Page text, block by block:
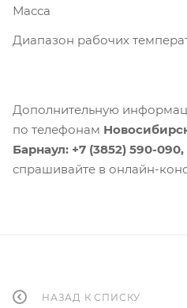
Масса
Диапазон рабочих
Дополнительную
по телефонам
Барнаул: +7 (3852) 590-
спрашивайте в онлайн-
НАЗАД К СПИСКУ